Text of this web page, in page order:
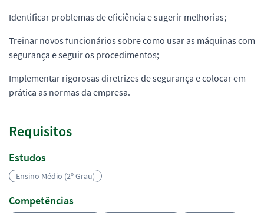
Identificar problemas de eficiência e sugerir melhorias;
Treinar novos funcionários sobre como usar as máquinas com
segurança e seguir os procedimentos;
Implementar rigorosas diretrizes de segurança e colocar em
prática as normas da empresa.
Requisitos
Estudos
Ensino Médio (2º Grau)
Competências